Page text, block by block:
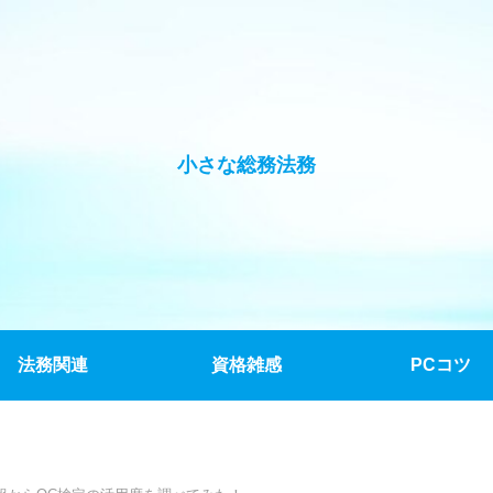
小さな総務法務
法務関連 資格雑感 PCコツ